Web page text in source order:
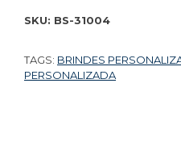
SKU: BS-31004
TAGS: BRINDES
PERSONALIZADA